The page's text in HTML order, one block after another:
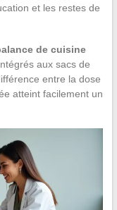
et les restes de
de cuisine
aux sacs de
entre la dose
atteint facilement un